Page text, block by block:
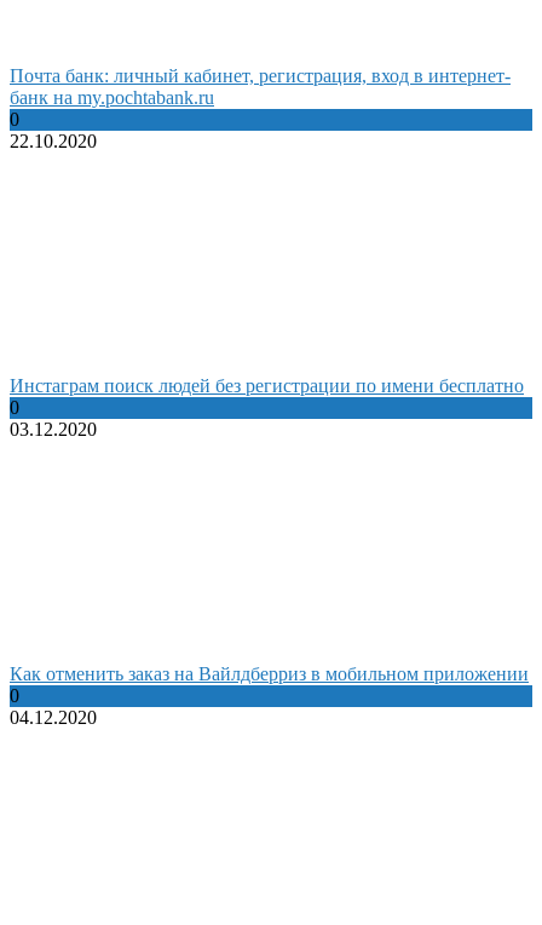
Почта банк: личный кабинет, регистрация, вход в интернет-
банк на my.pochtabank.ru
0
22.10.2020
Инстаграм поиск людей без регистрации по имени бесплатно
0
03.12.2020
Как отменить заказ на Вайлдберриз в мобильном приложении
0
04.12.2020